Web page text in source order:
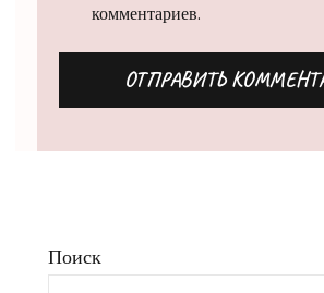
комментариев.
Поиск